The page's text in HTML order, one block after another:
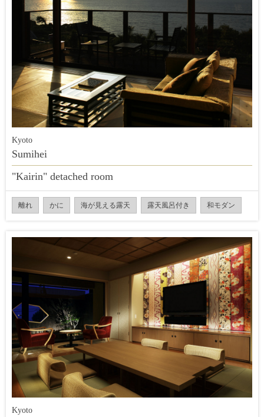
Kyoto
Sumihei
"Kairin" detached room
離れ かに 海が見える露天 露天風呂付き 和モダン
Kyoto